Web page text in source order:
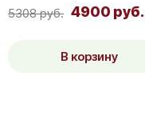
5308 руб. 4900 руб.
В корзину